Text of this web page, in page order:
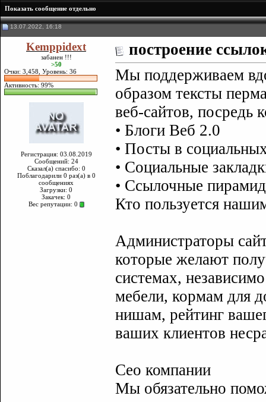
Показать сообщение отдельно
13.07.2022, 16:18
Kemppidext
забанен !!!
>50
Очки: 3,458, Уровень: 36
Активность: 99%
Регистрация: 03.08.2019
Сообщений: 24
Сказал(а) спасибо: 0
Поблагодарили 0 раз(а) в 0
сообщениях
Загрузки: 0
Закачек: 0
Вес репутации: 0
построение
Мы поддерживаем
образом тексты
веб-сайтов, посредь
• Блоги Веб 2.0
• Посты в
• Социальные
• Ссылочные
Кто пользуется
Администраторы
которые желают
системах,
мебели, кормам для
нишам, рейтинг
ваших клиентов
Сео компании
Мы обязательно